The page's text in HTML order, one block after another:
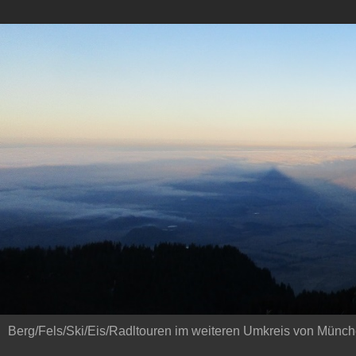
Berg/Fels/Ski/Eis/Radltouren im weiteren Umkreis von